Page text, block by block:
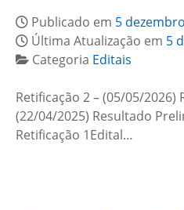
Publicado em 5
Última Atualização em 5
Categoria Editais
Retificação 2 – (05/05/2026)
(22/04/2025) Resultado
Retificação 1Edital…